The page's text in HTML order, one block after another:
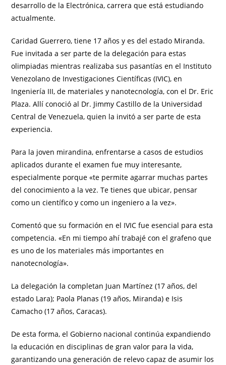
desarrollo de la Electrónica, carrera que está estudiando
actualmente.
Caridad Guerrero, tiene 17 años y es del estado Miranda.
Fue invitada a ser parte de la delegación para estas
olimpiadas mientras realizaba sus pasantías en el Instituto
Venezolano de Investigaciones Científicas (IVIC), en
Ingeniería III, de materiales y nanotecnología, con el Dr. Eric
Plaza. Allí conoció al Dr. Jimmy Castillo de la Universidad
Central de Venezuela, quien la invitó a ser parte de esta
experiencia.
Para la joven mirandina, enfrentarse a casos de estudios
aplicados durante el examen fue muy interesante,
especialmente porque «te permite agarrar muchas partes
del conocimiento a la vez. Te tienes que ubicar, pensar
como un científico y como un ingeniero a la vez».
Comentó que su formación en el IVIC fue esencial para esta
competencia. «En mi tiempo ahí trabajé con el grafeno que
es uno de los materiales más importantes en
nanotecnología».
La delegación la completan Juan Martínez (17 años, del
estado Lara); Paola Planas (19 años, Miranda) e Isis
Camacho (17 años, Caracas).
De esta forma, el Gobierno nacional continúa expandiendo
la educación en disciplinas de gran valor para la vida,
garantizando una generación de relevo capaz de asumir los